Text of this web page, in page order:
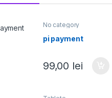
No category
pi payment
99,00 lei